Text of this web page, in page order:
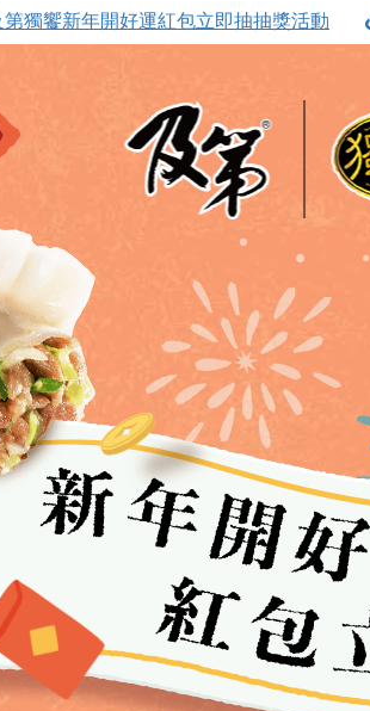
第獨饗新年開好運紅包立即抽抽獎活動